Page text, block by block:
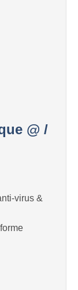
@ /
virus &